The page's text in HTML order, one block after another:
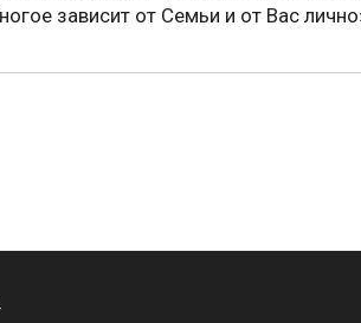
зависит от Семьи и от Вас